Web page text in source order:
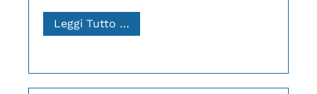
Leggi Tutto …